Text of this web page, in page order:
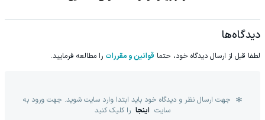
دیدگاه‌ها
لطفا قبل از ارسال دیدگاه خود، حتما قوانین و مقررات را مطالعه فرمایید.
جهت ارسال نظر و دیدگاه خود باید ابتدا وارد سایت شوید. جهت ورود به
سایت اینجا را کلیک کنید